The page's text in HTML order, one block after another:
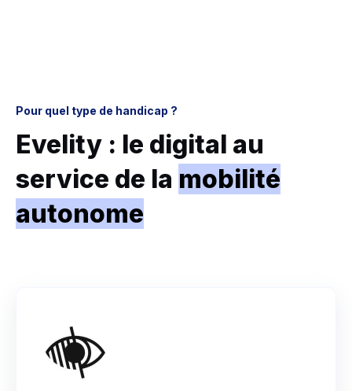
Pour quel type de handicap ?
Evelity : le digital au
service de la mobilité
autonome